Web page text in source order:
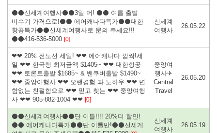
⚫⚫신세계여행사⚫⚫3일 더! ⚫⚫ 여름 출발
비수기 가격으로!⚫⚫ 에어캐나다특가⚫⚫대한
항공특가⚫⚫신세계여행사로 문의 주세요!!!
⚫⚫416-536-5000 [0]
신세계
여행사
26.05.22
❤❤ 20% 전노선 세일! ❤❤ 에어캐나다 깜짝!세
일 ❤❤ 한국행 최저금액 $1405~ ❤❤ 대한항공
❤❤ 토론토출발 $1685~ & 밴쿠버출발 $1490~
❤❤ 중앙여행사 ❤❤ 오랜경험 과 노하우 ❤❤ 변
함없는 친절함으로 ❤❤ 믿고 찾는 ❤❤ 중앙여행
사 ❤❤ 905-882-1004 ❤❤ [0]
중앙여
행사✈
Central
Travel
26.05.20
⚫⚫신세계여행사⚫⚫단 이틀!!!! 20%더 할인!
⚫⚫ 에어캐나다특가⚫⚫단 이틀만!⚫⚫신세계
신세계
여행사
26.05.19